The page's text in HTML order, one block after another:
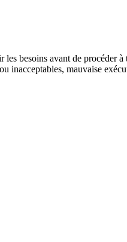
besoins avant de procéder
inacceptables, mauvaise